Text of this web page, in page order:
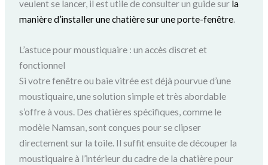
veulent se lancer, il est utile de consulter un guide sur la
manière d’installer une chatière sur une porte-fenêtre.
L’astuce pour moustiquaire : un accès discret et
fonctionnel
Si votre fenêtre ou baie vitrée est déjà pourvue d’une
moustiquaire, une solution simple et très abordable
s’offre à vous. Des chatières spécifiques, comme le
modèle Namsan, sont conçues pour se clipser
directement sur la toile. Il suffit ensuite de découper la
moustiquaire à l’intérieur du cadre de la chatière pour